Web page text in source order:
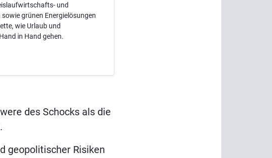
und
grünen Energielösungen
wie Urlaub und
in Hand gehen.
des Schocks als die
geopolitischer Risiken